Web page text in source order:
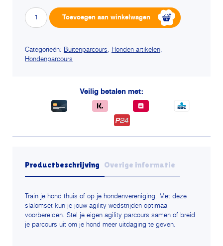
Professionele
Agility
zigzag
aantal
Toevoegen aan winkelwagen
Categorieën: Buitenparcours, Honden artikelen,
Hondenparcours
Veilig betalen met:
Productbeschrijving Overige informatie
Train je hond thuis of op je hondenvereniging. Met deze
slalomset kun je jouw agility wedstrijden optimaal
voorbereiden. Stel je eigen agility parcours samen of breid
je parcours uit om je hond meer uitdaging te geven.